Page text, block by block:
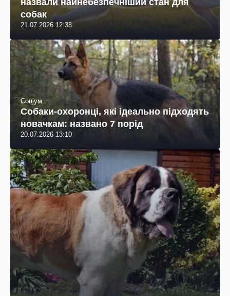
назвали найнебезпечніший стан для
собак
21.07.2026 12:38
Соціум
Собаки-охоронці, які ідеально підходять
новачкам: названо 7 порід
20.07.2026 13:10